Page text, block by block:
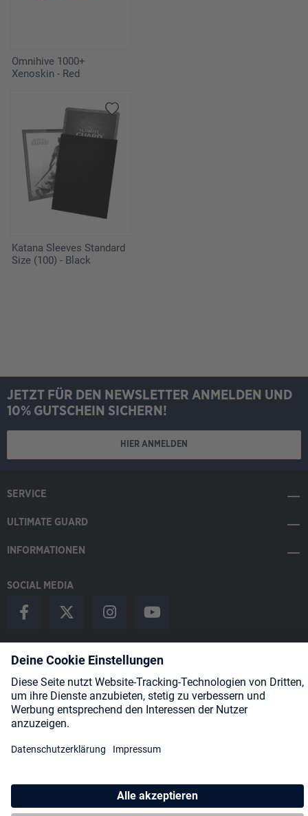
Omnihive 1000+
Xenoskin - Red
Katana Sleeves Standard
Size (100) - Black
JETZT FÜR DEN NEWSLETTER ANMELDEN UND
10% GUTSCHEIN SICHERN!
HIER ANMELDEN
SERVICE
ULTIMATE GUARD
INFORMATIONEN
SOCIAL MEDIA
Payment Methods
Shipping
* Alle Preise inkl. gesetzl. Mehrwertsteuer zzgl.Versandkostenund